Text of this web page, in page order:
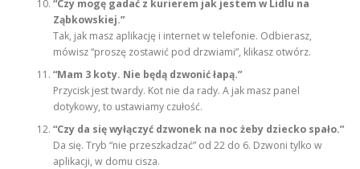
“Czy mogę gadać z kurierem jak jestem w Lidlu na
Ząbkowskiej.”
Tak, jak masz aplikację i internet w telefonie. Odbierasz,
mówisz “proszę zostawić pod drzwiami”, klikasz otwórz.
“Mam 3 koty. Nie będą dzwonić łapą.”
Przycisk jest twardy. Kot nie da rady. A jak masz panel
dotykowy, to ustawiamy czułość.
“Czy da się wyłączyć dzwonek na noc żeby dziecko spało.”
Da się. Tryb “nie przeszkadzać” od 22 do 6. Dzwoni tylko w
aplikacji, w domu cisza.